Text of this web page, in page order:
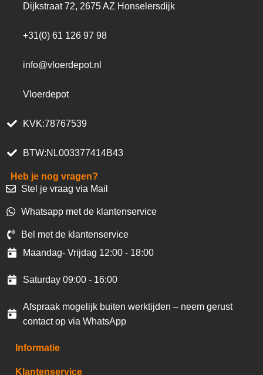
Dijkstraat 72, 2675 AZ Honselersdijk
+31(0) 61 126 97 98
info@vloerdepot.nl
Vloerdepot
KVK:78767539
BTW:NL003377414B43
Heb je nog vragen?
Stel je vraag via Mail
Whatsapp met de klantenservice
Bel met de klantenservice
Maandag- Vrijdag 12:00 - 18:00
Saturday 09:00 - 16:00
Afspraak mogelijk buiten werktijden – neem gerust
contact op via WhatsApp
Informatie
Klantenservice